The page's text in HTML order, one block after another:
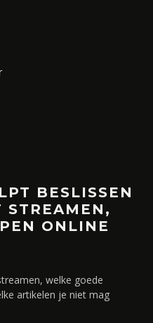
BESLISSEN
STREAMEN,
ONLINE
welke goede
artikelen je niet mag